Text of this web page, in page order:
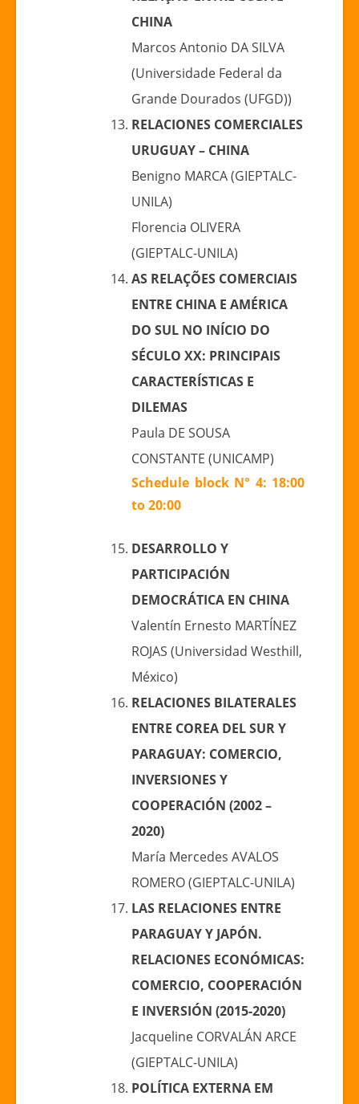
CHINA
Marcos Antonio DA SILVA
(Universidade Federal da
Grande Dourados (UFGD))
RELACIONES COMERCIALES
URUGUAY – CHINA
Benigno MARCA (GIEPTALC-
UNILA)
Florencia OLIVERA
(GIEPTALC-UNILA)
AS RELAÇÕES COMERCIAIS
ENTRE CHINA E AMÉRICA
DO SUL NO INÍCIO DO
SÉCULO XX: PRINCIPAIS
CARACTERÍSTICAS E
DILEMAS
Paula DE SOUSA
CONSTANTE (UNICAMP)
Schedule block N° 4: 18:00
to 20:00
DESARROLLO Y
PARTICIPACIÓN
DEMOCRÁTICA EN CHINA
Valentín Ernesto MARTÍNEZ
ROJAS (Universidad Westhill,
México)
RELACIONES BILATERALES
ENTRE COREA DEL SUR Y
PARAGUAY: COMERCIO,
INVERSIONES Y
COOPERACIÓN (2002 –
2020)
María Mercedes AVALOS
ROMERO (GIEPTALC-UNILA)
LAS RELACIONES ENTRE
PARAGUAY Y JAPÓN.
RELACIONES ECONÓMICAS:
COMERCIO, COOPERACIÓN
E INVERSIÓN (2015-2020)
Jacqueline CORVALÁN ARCE
(GIEPTALC-UNILA)
POLÍTICA EXTERNA EM